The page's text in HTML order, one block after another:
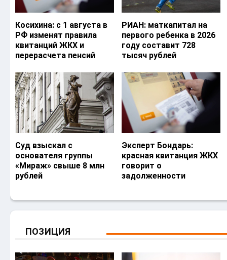
Косихина: с 1 августа в
РФ изменят правила
квитанций ЖКХ и
перерасчета пенсий
РИАН: маткапитал на
первого ребенка в 2026
году составит 728
тысяч рублей
Суд взыскал с
основателя группы
«Мираж» свыше 8 млн
рублей
Эксперт Бондарь:
красная квитанция ЖКХ
говорит о
задолженности
ПОЗИЦИЯ